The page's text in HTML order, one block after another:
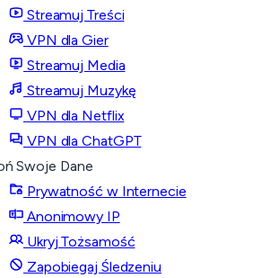
Streamuj Treści
VPN dla Gier
Streamuj Media
Streamuj Muzykę
VPN dla Netflix
VPN dla ChatGPT
Swoje Dane
Prywatność w Internecie
Anonimowy IP
Ukryj Tożsamość
Zapobiegaj Śledzeniu